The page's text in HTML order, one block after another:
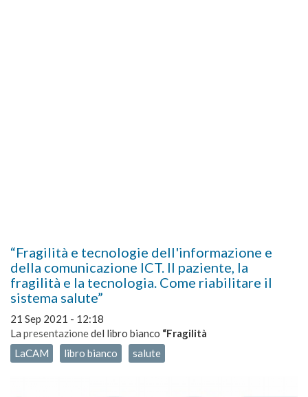
“Fragilità e tecnologie dell'informazione e
della comunicazione ICT. Il paziente, la
fragilità e la tecnologia. Come riabilitare il
sistema salute”
21 Sep 2021 - 12:18
La presentazionedel libro bianco “Fragilità
LaCAM
libro bianco salute